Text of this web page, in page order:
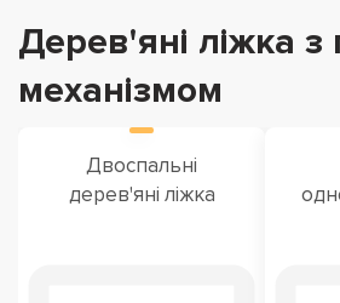
Дерев'яні ліжка
механізмом
Двоспальні
дерев'яні ліжка